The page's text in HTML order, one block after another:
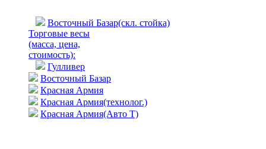
Восточный Базар(скл. стойка)
Торговые весы
(масса, цена,
стоимость):
Гулливер
Восточный Базар
Красная Армия
Красная Армия(технолог.)
Красная Армия(Авто Т)